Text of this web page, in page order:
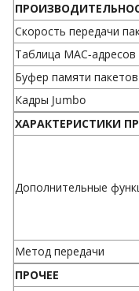
Скорость передачи
Таблица МАС-адресов
Буфер памяти пакетов
Кадры Jumbo
ХАРАКТЕРИСТИКИ
Дополнительные
Метод передачи
ПРОЧЕЕ